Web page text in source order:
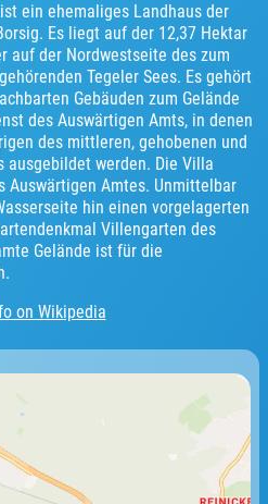
ein ehemaliges Landhaus der
Es liegt auf der 12,37 Hektar
auf der Nordwestseite des zum
Tegeler Sees. Es gehört
Gebäuden zum Gelände
des Auswärtigen Amts, in denen
des mittleren, gehobenen und
ausgebildet werden. Die Villa
Auswärtigen Amtes. Unmittelbar
hin einen vorgelagerten
Villengarten des
Gelände ist für die
on Wikipedia